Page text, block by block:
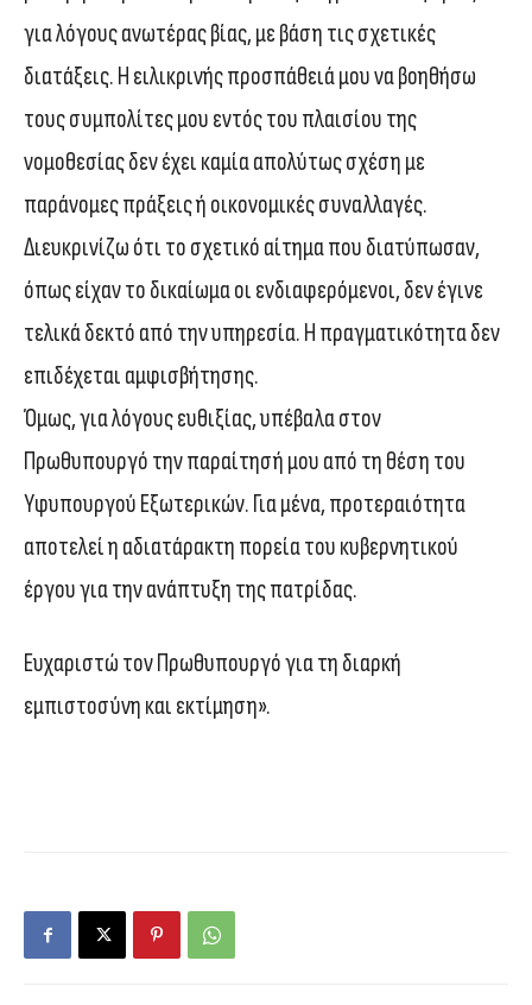
για λόγους ανωτέρας βίας, με βάση τις σχετικές
διατάξεις. Η ειλικρινής προσπάθειά μου να βοηθήσω
τους συμπολίτες μου εντός του πλαισίου της
νομοθεσίας δεν έχει καμία απολύτως σχέση με
παράνομες πράξεις ή οικονομικές συναλλαγές.
Διευκρινίζω ότι το σχετικό αίτημα που διατύπωσαν,
όπως είχαν το δικαίωμα οι ενδιαφερόμενοι, δεν έγινε
τελικά δεκτό από την υπηρεσία. Η πραγματικότητα δεν
επιδέχεται αμφισβήτησης.
Όμως, για λόγους ευθιξίας, υπέβαλα στον
Πρωθυπουργό την παραίτησή μου από τη θέση του
Υφυπουργού Εξωτερικών. Για μένα, προτεραιότητα
αποτελεί η αδιατάρακτη πορεία του κυβερνητικού
έργου για την ανάπτυξη της πατρίδας.
Ευχαριστώ τον Πρωθυπουργό για τη διαρκή
εμπιστοσύνη και εκτίμηση».